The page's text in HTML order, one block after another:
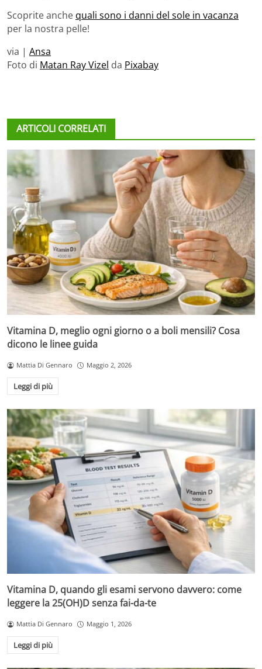
Scoprite anche quali sono i danni del sole in vacanza
per la nostra pelle!
via | Ansa
Foto di Matan Ray Vizel da Pixabay
ARTICOLI CORRELATI
Vitamina D, meglio ogni giorno o a boli mensili? Cosa
dicono le linee guida
Mattia Di Gennaro Maggio 2, 2026
Leggi di più
Vitamina D, quando gli esami servono davvero: come
leggere la 25(OH)D senza fai-da-te
Mattia Di Gennaro Maggio 1, 2026
Leggi di più